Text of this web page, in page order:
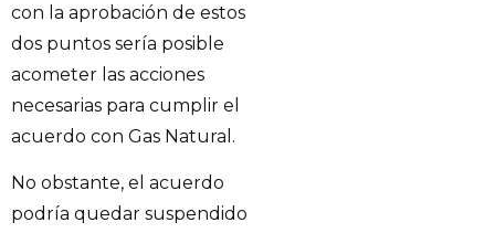
con la aprobación de estos
dos puntos sería posible
acometer las acciones
necesarias para cumplir el
acuerdo con Gas Natural.
No obstante, el acuerdo
podría quedar suspendido